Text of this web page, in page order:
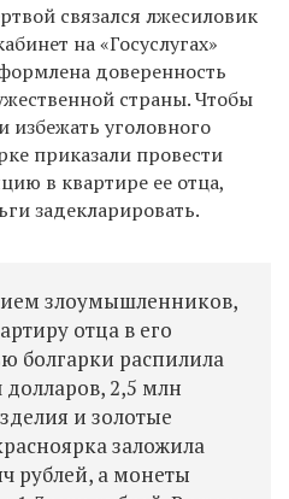
связался лжесиловик
на «Госуслугах»
доверенность
страны. Чтобы
избежать уголовного
приказали провести
в квартире ее отца,
задекларировать.
злоумышленников,
отца в его
болгарки распилила
долларов, 2,5 млн
и золотые
заложила
рублей, а монеты